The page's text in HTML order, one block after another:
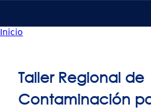
Tropical
Principal
Personal
Proyectos de
está
aquí
Inicio
Taller Regional de
Contaminación